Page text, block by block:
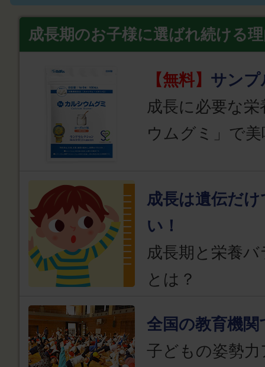
成長期のお子様に選ばれ続ける
【無料】 サンプ
成長に必要な
ウムグミ」で
成長は遺伝だ
い！
成長期と栄養
とは？
全国の教育機関
子どもの姿勢